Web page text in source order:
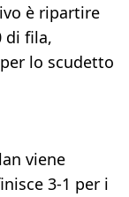
è ripartire
di fila,
lo scudetto
viene
3-1 per i